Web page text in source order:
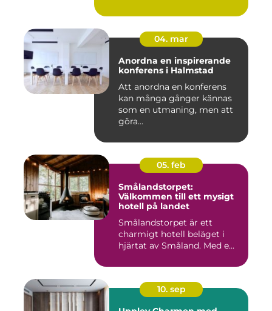
04. mar
Anordna en inspirerande
konferens i Halmstad
Att anordna en konferens
kan många gånger kännas
som en utmaning, men att
göra...
05. feb
Smålandstorpet:
Välkommen till ett mysigt
hotell på landet
Smålandstorpet är ett
charmigt hotell beläget i
hjärtat av Småland. Med e...
10. sep